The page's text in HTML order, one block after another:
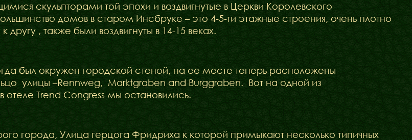
скульпторами той эпохи и воздвигнутые в Церкви Королевского
домов в старом Инсбруке – это 4-5-ти этажные строения, очень плотно
, также были воздвигнуты в 14-15 веках.
был окружен городской стеной, на ее месте теперь расположены
улицы –Rennweg, Marktgraben and Burggraben. Вот на одной из
Trend Congress мы остановились.
города, Улица герцога Фридриха к которой примыкают несколько типичных